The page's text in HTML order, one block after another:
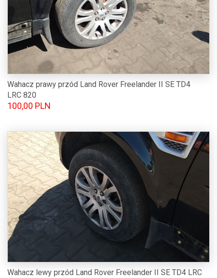
Wahacz prawy przód Land Rover Freelander II SE TD4
LRC 820
100,00 PLN
Wahacz lewy przód Land Rover Freelander II SE TD4 LRC